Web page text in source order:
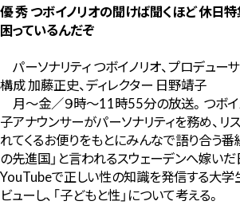
優 秀 つボイノリオの聞けば聞くほど 休日
困っているんだぞ
パーソナリティ つボイノリオ、プロデュー
構成 加藤正史、ディレクター 日野靖子
月～金／９時～11時55分の放送。つボイ
子アナウンサーがパーソナリティを務め、リ
れてくるお便りをもとにみんなで語り合う番
の先進国」と言われるスウェーデンへ嫁いだ
YouTubeで正しい性の知識を発信する大学
ビューし、「子どもと性」について考える。